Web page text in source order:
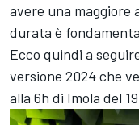
avere una maggiore
durata è
Ecco quindi a
versione 2024 che
alla 6h di Imola del